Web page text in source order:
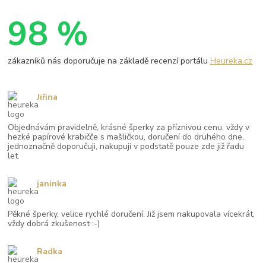
98 %
zákazníků nás doporučuje na základě recenzí portáluHeureka.cz
Objednávám pravidelně, krásné šperky za příznivou cenu, vždy v
hezké papírové krabičče s mašličkou, doručení do druhého dne,
jednoznačně doporučuji, nakupuji v podstatě pouze zde již řadu
let.
Jiřina
Pěkné šperky, velice rychlé doručení. Již jsem nakupovala vícekrát,
vždy dobrá zkušenost :-)
janinka
Radka